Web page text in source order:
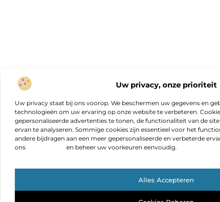
Uw privacy, onze prioriteit
Uw privacy staat bij ons voorop. We beschermen uw gegevens en
technologieën om uw ervaring op onze website te verbeteren.
gepersonaliseerde advertenties te tonen, de functionaliteit van de
ervan te analyseren. Sommige cookies zijn essentieel voor het
andere bijdragen aan een meer gepersonaliseerde en verbeterde
ons
en beheer uw voorkeuren eenvoudig.
Alles Accepteren